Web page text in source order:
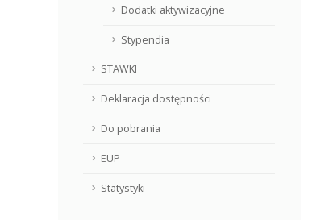
Dodatki aktywizacyjne
Stypendia
STAWKI
Deklaracja dostępności
Do pobrania
EUP
Statystyki